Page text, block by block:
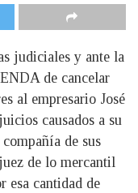
judiciales y ante la
de cancelar
al empresario José
causados a su
de sus
de lo mercantil
esa cantidad de